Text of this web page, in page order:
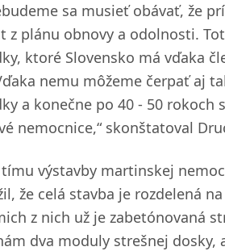
sa musieť obávať, že
z plánu obnovy a odolnosti.
ktoré Slovensko má vďaka
nemu môžeme čerpať aj
a konečne po 40 - 50 rokoch
nemocnice,“ skonštatoval
výstavby martinskej
že celá stavba je rozdelená
z nich už je zabetónovaná
dva moduly strešnej dosky,